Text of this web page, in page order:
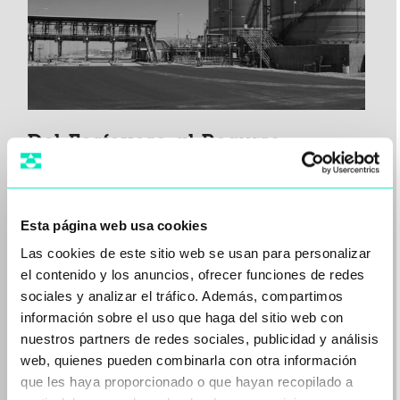
Esta página web usa cookies
Las cookies de este sitio web se usan para personalizar
el contenido y los anuncios, ofrecer funciones de redes
sociales y analizar el tráfico. Además, compartimos
información sobre el uso que haga del sitio web con
nuestros partners de redes sociales, publicidad y análisis
web, quienes pueden combinarla con otra información
que les haya proporcionado o que hayan recopilado a
Del Fosfoyeso al Recurso:
Filtración de Ácido Fosfórico y
Manejo de Fosfoyeso
La producción de fertilizantes fosfatados
ácido sulfúrico…
Leer más